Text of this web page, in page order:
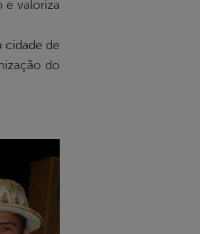
e valoriza
cidade de
do